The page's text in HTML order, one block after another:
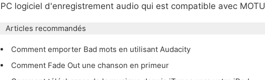
PC logiciel d'enregistrement audio qui est compatible avec MOTU
Articles recommandés
Comment emporter Bad mots en utilisant Audacity
Comment Fade Out une chanson en primeur